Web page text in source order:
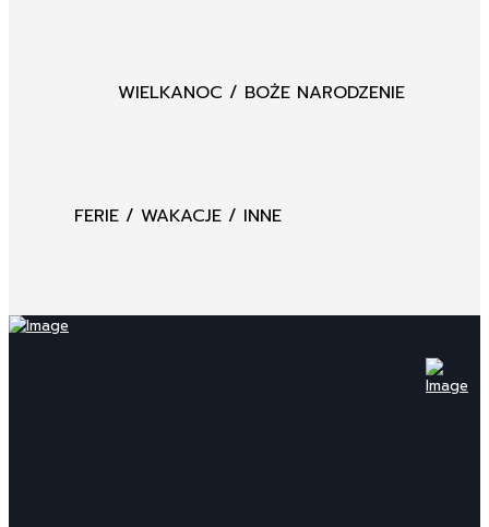
WIELKANOC / BOŻE NARODZENIE
FERIE / WAKACJE / INNE